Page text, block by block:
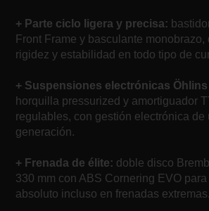
+ Parte ciclo ligera y precisa:
Front Frame y basculante monobrazo,
rigidez y estabilidad en todo tipo de
+ Suspensiones electrónicas Öhlins
horquilla pressurized y amortiguador
regulables, con gestión electrónica de
generación.
+ Frenada de élite: doble disco
330 mm con ABS Cornering EVO para
absoluto incluso en frenadas extremas.